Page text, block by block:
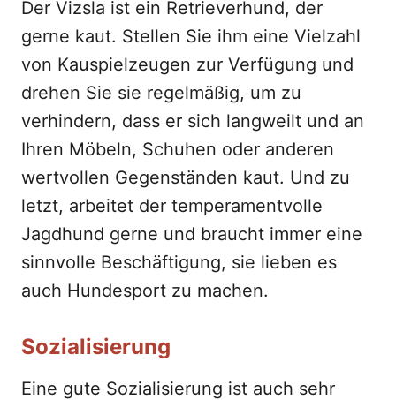
Der Vizsla ist ein Retrieverhund, der
gerne kaut. Stellen Sie ihm eine Vielzahl
von Kauspielzeugen zur Verfügung und
drehen Sie sie regelmäßig, um zu
verhindern, dass er sich langweilt und an
Ihren Möbeln, Schuhen oder anderen
wertvollen Gegenständen kaut. Und zu
letzt, arbeitet der temperamentvolle
Jagdhund gerne und braucht immer eine
sinnvolle Beschäftigung, sie lieben es
auch Hundesport zu machen.
Sozialisierung
Eine gute Sozialisierung ist auch sehr